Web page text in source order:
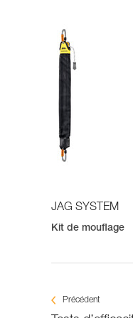
JAG SYSTEM
Kit de mouflage
Précédent